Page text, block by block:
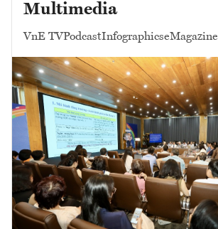
Multimedia
VnE TVPodcastInfographicseMagazine